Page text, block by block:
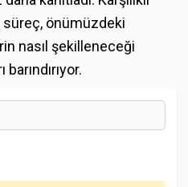
süreç, önümüzdeki
nasıl şekilleneceği